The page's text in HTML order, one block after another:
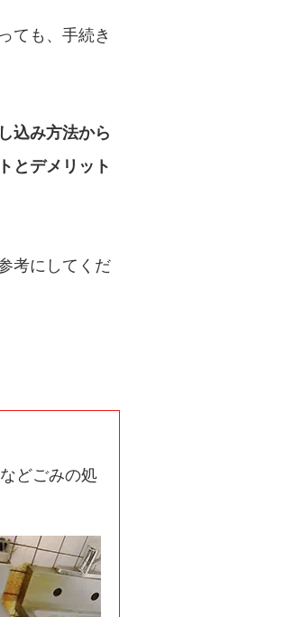
ても、手続き
込み方法から
とデメリット
考にしてくだ
どごみの処